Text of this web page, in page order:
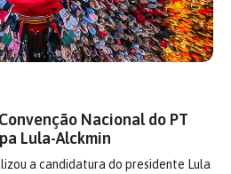
Nacional do PT
Lula-Alckmin
a candidatura do presidente Lula